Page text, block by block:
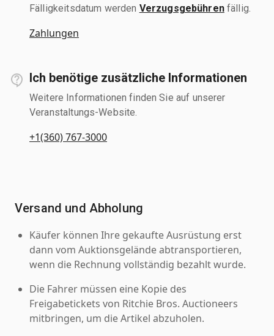
Fälligkeitsdatum werden Verzugsgebührenfällig.
Zahlungen
Ich benötige zusätzliche Informationen
Weitere Informationen finden Sie auf unserer
Veranstaltungs-Website.
+1(360) 767-3000
Versand und Abholung
Käufer können Ihre gekaufte Ausrüstung erst
dann vom Auktionsgelände abtransportieren,
wenn die Rechnung vollständig bezahlt wurde.
Die Fahrer müssen eine Kopie des
Freigabetickets von Ritchie Bros. Auctioneers
mitbringen, um die Artikel abzuholen.